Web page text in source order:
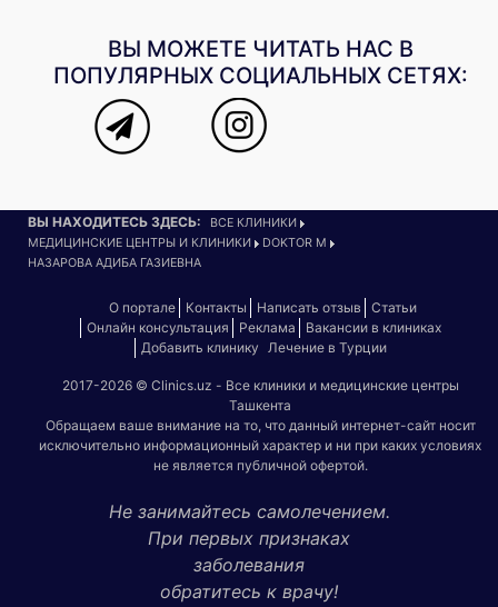
ВЫ МОЖЕТЕ ЧИТАТЬ НАС В
ПОПУЛЯРНЫХ СОЦИАЛЬНЫХ СЕТЯХ:
ВЫ НАХОДИТЕСЬ ЗДЕСЬ:
ВСЕ КЛИНИКИ
МЕДИЦИНСКИЕ ЦЕНТРЫ И КЛИНИКИ
DOKTOR M
НАЗАРОВА АДИБА ГАЗИЕВНА
О портале Контакты Написать отзыв
Статьи
Онлайн консультация
Реклама
Вакансии в клиниках
Добавить клинику
Лечение в Турции
2017-2026 © Clinics.uz - Все клиники и медицинские центры
Ташкента
Обращаем ваше внимание на то, что данный интернет-сайт носит
исключительно информационный характер и ни при каких условиях
не является публичной офертой.
Не занимайтесь самолечением.
При первых признаках
заболевания
обратитесь к врачу!